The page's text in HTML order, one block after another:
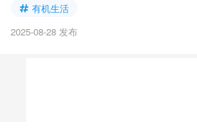
有机生活
2025-08-28 发布